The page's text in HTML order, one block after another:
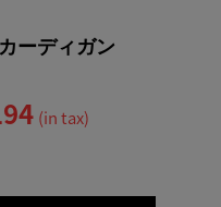
ーディガン
(in tax)